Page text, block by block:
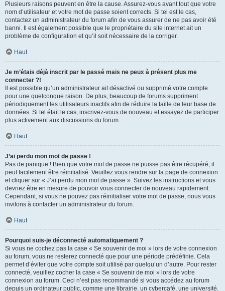
Plusieurs raisons peuvent en être la cause. Assurez-vous avant tout que votre
nom d’utilisateur et votre mot de passe soient corrects. Si tel est le cas,
contactez un administrateur du forum afin de vous assurer de ne pas avoir été
banni. Il est également possible que le propriétaire du site internet ait un
problème de configuration et qu’il soit nécessaire de la corriger.
Haut
Je m’étais déjà inscrit par le passé mais ne peux à présent plus me
connecter ?!
Il est possible qu’un administrateur ait désactivé ou supprimé votre compte
pour une quelconque raison. De plus, beaucoup de forums suppriment
périodiquement les utilisateurs inactifs afin de réduire la taille de leur base de
données. Si tel était le cas, inscrivez-vous de nouveau et essayez de participer
plus activement aux discussions du forum.
Haut
J’ai perdu mon mot de passe !
Pas de panique ! Bien que votre mot de passe ne puisse pas être récupéré, il
peut facilement être réinitialisé. Veuillez vous rendre sur la page de connexion
et cliquer sur « J’ai perdu mon mot de passe ». Suivez les instructions et vous
devriez être en mesure de pouvoir vous connecter de nouveau rapidement.
Cependant, si vous ne pouvez pas réinitialiser votre mot de passe, nous vous
invitons à contacter un administrateur du forum.
Haut
Pourquoi suis-je déconnecté automatiquement ?
Si vous ne cochez pas la case « Se souvenir de moi » lors de votre connexion
au forum, vous ne resterez connecté que pour une période prédéfinie. Cela
permet d’éviter que votre compte soit utilisé par quelqu’un d’autre. Pour rester
connecté, veuillez cocher la case « Se souvenir de moi » lors de votre
connexion au forum. Ceci n’est pas recommandé si vous accédez au forum
depuis un ordinateur public, comme une librairie, un cybercafé, une université,